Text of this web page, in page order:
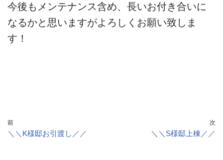
今後もメンテナンス含め、長いお付き合いに
なるかと思いますがよろしくお願い致しま
す！
前
＼＼K様邸お引渡し／／
次
＼＼S様邸上棟／／